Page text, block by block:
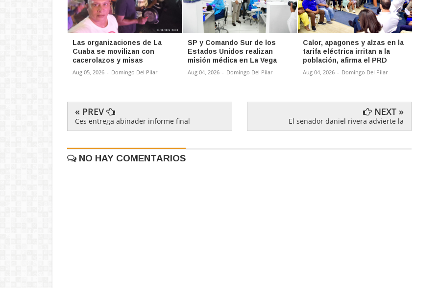
Las organizaciones de La
Cuaba se movilizan con
cacerolazos y misas
Aug 05, 2026 - Domingo Del Pilar
SP y Comando Sur de los
Estados Unidos realizan
misión médica en La Vega
Aug 04, 2026 - Domingo Del Pilar
Calor, apagones y alzas en la
tarifa eléctrica irritan a la
población, afirma el PRD
Aug 04, 2026 - Domingo Del Pilar
« PREV
Ces entrega abinader informe final
NEXT »
El senador daniel rivera advierte la
NO HAY COMENTARIOS